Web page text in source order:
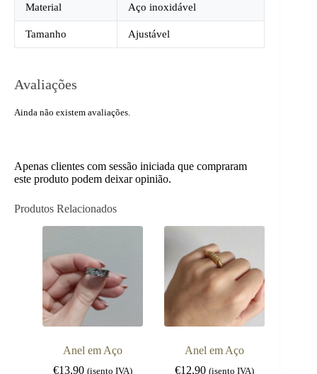
Material Aço inoxidável
Tamanho Ajustável
Avaliações
Ainda não existem avaliações.
Apenas clientes com sessão iniciada que compraram
este produto podem deixar opinião.
Produtos Relacionados
Anel em Aço
€13,90 (isento IVA)
Anel em Aço
€12,90 (isento IVA)